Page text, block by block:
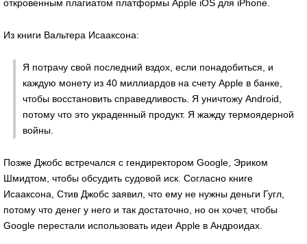
откровенным плагиатом платформы Apple iOS для iPhone.
Из книги Вальтера Исааксона:
Я потрачу свой последний вздох, если понадобиться, и
каждую монету из 40 миллиардов на счету Apple в банке,
чтобы восстановить справедливость. Я уничтожу Android,
потому что это украденный продукт. Я жажду термоядерной
войны.
Позже Джобс встречался с гендиректором Google, Эриком
Шмидтом, чтобы обсудить судовой иск. Согласно книге
Исааксона, Стив Джобс заявил, что ему не нужны деньги Гугл,
потому что денег у него и так достаточно, но он хочет, чтобы
Google перестали использовать идеи Apple в Андроидах.